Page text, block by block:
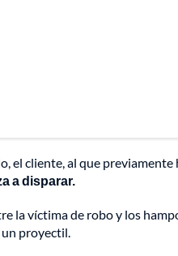
el cliente, al que previamente
a disparar.
la víctima de robo y los
proyectil.